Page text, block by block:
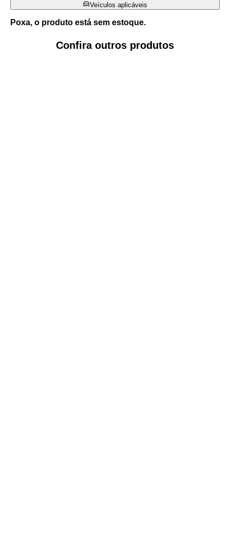
Veículos aplicáveis
Poxa, o produto está sem estoque.
Confira outros produtos